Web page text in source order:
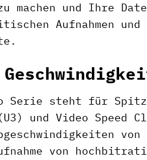
machen und Ihre
Aufnahmen
Serie steht für
und Video
von